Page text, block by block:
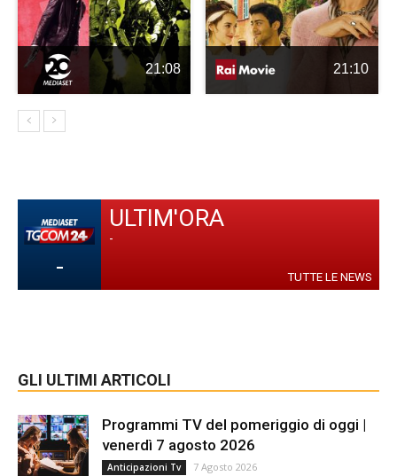
21:08 21:10
-
ULTIM'ORA
-
TUTTE LE NEWS
GLI ULTIMI ARTICOLI
Programmi TV del pomeriggio di oggi |
venerdì 7 agosto 2026
Anticipazioni Tv 7 Agosto 2026